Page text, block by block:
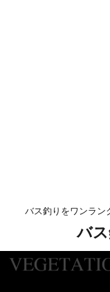
バス釣りをワンラン
バ